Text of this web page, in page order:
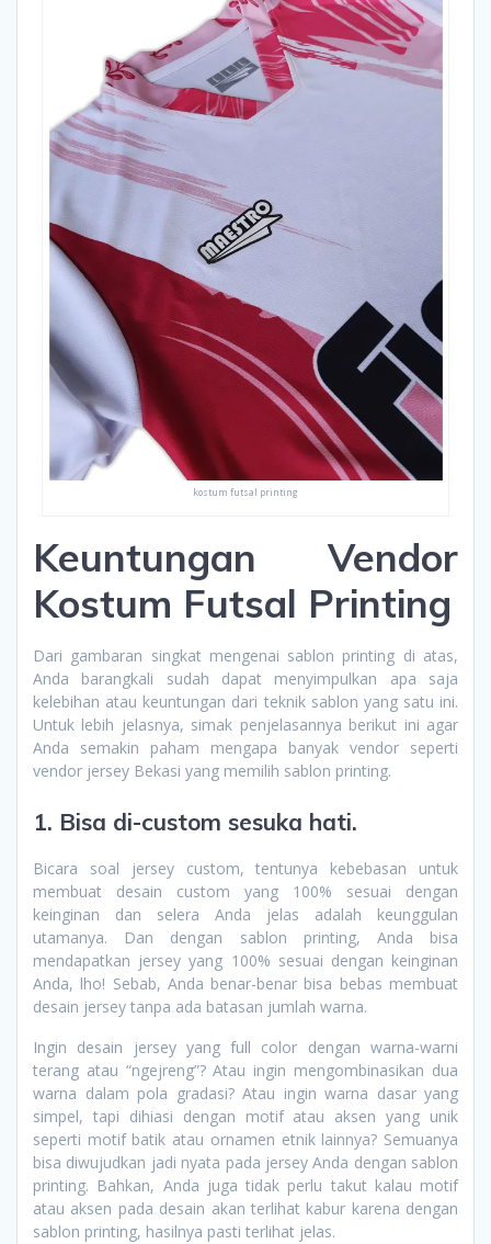
kostum futsal printing
Keuntungan Vendor
Kostum Futsal Printing
Dari gambaran singkat mengenai sablon printing di atas,
Anda barangkali sudah dapat menyimpulkan apa saja
kelebihan atau keuntungan dari teknik sablon yang satu ini.
Untuk lebih jelasnya, simak penjelasannya berikut ini agar
Anda semakin paham mengapa banyak vendor seperti
vendor jersey Bekasi yang memilih sablon printing.
1. Bisa di-custom sesuka hati.
Bicara soal jersey custom, tentunya kebebasan untuk
membuat desain custom yang 100% sesuai dengan
keinginan dan selera Anda jelas adalah keunggulan
utamanya. Dan dengan sablon printing, Anda bisa
mendapatkan jersey yang 100% sesuai dengan keinginan
Anda, lho! Sebab, Anda benar-benar bisa bebas membuat
desain jersey tanpa ada batasan jumlah warna.
Ingin desain jersey yang full color dengan warna-warni
terang atau “ngejreng”? Atau ingin mengombinasikan dua
warna dalam pola gradasi? Atau ingin warna dasar yang
simpel, tapi dihiasi dengan motif atau aksen yang unik
seperti motif batik atau ornamen etnik lainnya? Semuanya
bisa diwujudkan jadi nyata pada jersey Anda dengan sablon
printing. Bahkan, Anda juga tidak perlu takut kalau motif
atau aksen pada desain akan terlihat kabur karena dengan
sablon printing, hasilnya pasti terlihat jelas.